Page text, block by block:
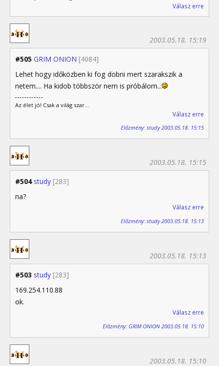
Válasz erre
#505 GRIM ONION [4084]
2003.05.18. 15:19
Lehet hogy időközben ki fog dobni mert szarakszik a
netem.... Ha kidob többször nem is próbálom...
Az élet jó! Csak a világ szar...
Válasz erre
Előzmény: study 2003.05.18. 15:15
#504 study [283]
2003.05.18. 15:15
na?
Válasz erre
Előzmény: study 2003.05.18. 15:13
#503 study [283]
2003.05.18. 15:13
169.254.110.88
ok.
Válasz erre
Előzmény: GRIM ONION 2003.05.18. 15:10
2003.05.18. 15:10